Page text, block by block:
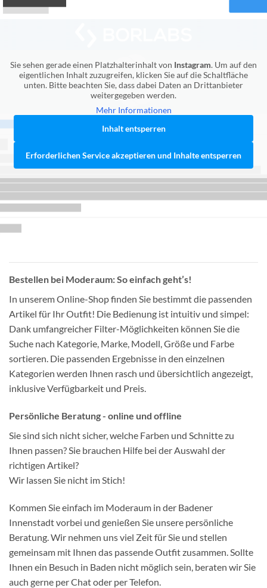
Sie sehen gerade einen Platzhalterinhalt von Instagram. Um auf den
eigentlichen Inhalt zuzugreifen, klicken Sie auf die Schaltfläche
unten. Bitte beachten Sie, dass dabei Daten an Drittanbieter
weitergegeben werden.
Mehr Informationen
Inhalt entsperren
Erforderlichen Service akzeptieren und Inhalte entsperren
Bestellen bei Moderaum: So einfach geht’s!
In unserem Online-Shop finden Sie bestimmt die passenden
Artikel für Ihr Outfit! Die Bedienung ist intuitiv und simpel:
Dank umfangreicher Filter-Möglichkeiten können Sie die
Suche nach Kategorie, Marke, Modell, Größe und Farbe
sortieren. Die passenden Ergebnisse in den einzelnen
Kategorien werden Ihnen rasch und übersichtlich angezeigt,
inklusive Verfügbarkeit und Preis.
Persönliche Beratung - online und offline
Sie sind sich nicht sicher, welche Farben und Schnitte zu
Ihnen passen? Sie brauchen Hilfe bei der Auswahl der
richtigen Artikel?
Wir lassen Sie nicht im Stich!
Kommen Sie einfach im Moderaum in der Badener
Innenstadt vorbei und genießen Sie unsere persönliche
Beratung. Wir nehmen uns viel Zeit für Sie und stellen
gemeinsam mit Ihnen das passende Outfit zusammen. Sollte
Ihnen ein Besuch in Baden nicht möglich sein, beraten wir Sie
auch gerne per Chat oder per Telefon.